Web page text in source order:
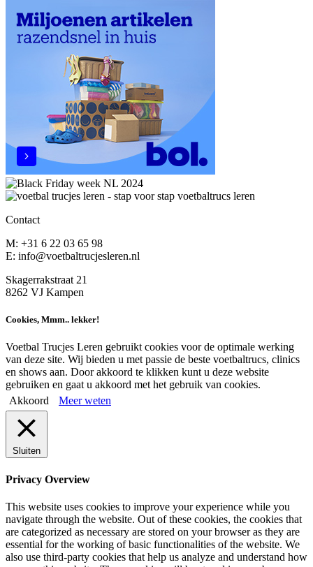
Contact
M: +31 6 22 03 65 98
E: info@voetbaltrucjesleren.nl
Skagerrakstraat 21
8262 VJ Kampen
Cookies, Mmm.. lekker!
Voetbal Trucjes Leren gebruikt cookies voor de optimale werking
van deze site. Wij bieden u met passie de beste voetbaltrucs, clinics
en shows aan. Door akkoord te klikken kunt u deze website
gebruiken en gaat u akkoord met het gebruik van cookies.
Akkoord
Meer weten
Sluiten
Privacy Overview
This website uses cookies to improve your experience while you
navigate through the website. Out of these cookies, the cookies that
are categorized as necessary are stored on your browser as they are
essential for the working of basic functionalities of the website. We
also use third-party cookies that help us analyze and understand how